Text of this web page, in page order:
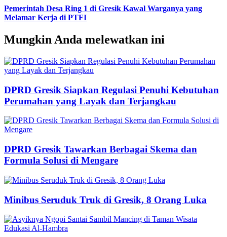
Pemerintah Desa Ring 1 di Gresik Kawal Warganya yang
Melamar Kerja di PTFI
Mungkin Anda melewatkan ini
DPRD Gresik Siapkan Regulasi Penuhi Kebutuhan
Perumahan yang Layak dan Terjangkau
DPRD Gresik Tawarkan Berbagai Skema dan
Formula Solusi di Mengare
Minibus Seruduk Truk di Gresik, 8 Orang Luka